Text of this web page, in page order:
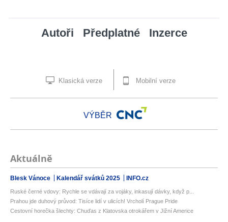
Autoři Předplatné Inzerce
Klasická verze Mobilní verze
VÝBĚR
Aktuálně
Blesk Vánoce Kalendář svátků 2025 INFO.cz
Ruské černé vdovy: Rychle se vdávají za vojáky, inkasují dávky, když p...
Prahou jde duhový průvod: Tisíce lidí v ulicích! Vrcholí Prague Pride
Cestovní horečka šlechty: Chuďas z Klatovska otrokářem v Jižní Americe